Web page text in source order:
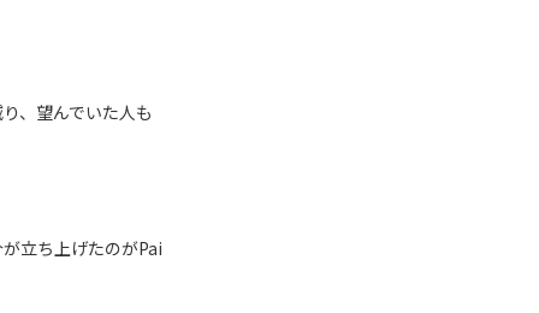
、望んでいた人も
立ち上げたのがPai